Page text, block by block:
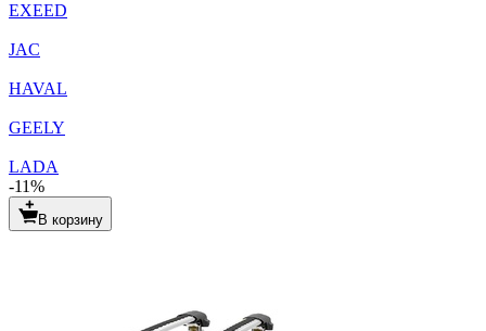
EXEED
JAC
HAVAL
GEELY
LADA
-11%
В корзину